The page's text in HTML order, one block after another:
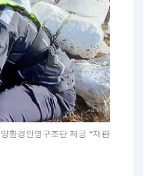
환경인명구조단 제공 *재판